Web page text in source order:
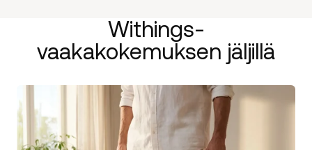
Withings-
vaakakokemuksen jäljillä